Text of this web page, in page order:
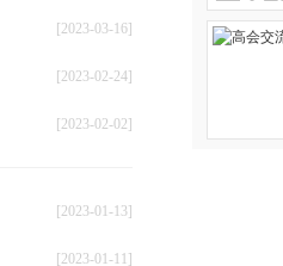
[2023-03-16]
[2023-02-24]
[2023-02-02]
[2023-01-13]
[2023-01-11]